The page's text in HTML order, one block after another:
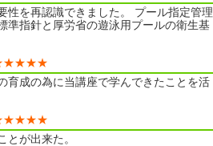
性を再認識できました。 プール指定管理
準指針と厚労省の遊泳用プールの衛生基
★★★★
育成の為に当講座で学んできたことを活
★★★★
とが出来た。